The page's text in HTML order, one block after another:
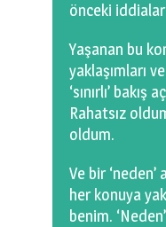
önceki
Yaşanan bu
yaklaşımları
‘sınırlı’
Rahatsız
oldum.
Ve bir
her konuya
benim.